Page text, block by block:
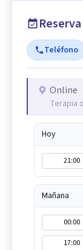
Teléfono
Online
Terapia
Hoy
21:00
Mañana
00:00
17:00